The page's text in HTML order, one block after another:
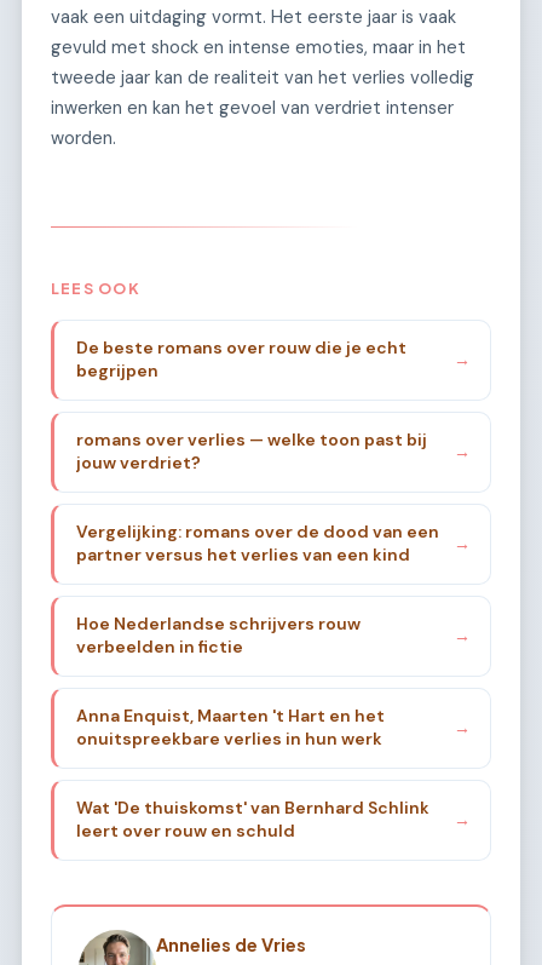
vaak een uitdaging vormt. Het eerste jaar is vaak
gevuld met shock en intense emoties, maar in het
tweede jaar kan de realiteit van het verlies volledig
inwerken en kan het gevoel van verdriet intenser
worden.
LEES OOK
De beste romans over rouw die je echt
begrijpen
→
romans over verlies — welke toon past bij
jouw verdriet?
→
Vergelijking: romans over de dood van een
partner versus het verlies van een kind
→
Hoe Nederlandse schrijvers rouw
verbeelden in fictie
→
Anna Enquist, Maarten 't Hart en het
onuitspreekbare verlies in hun werk
→
Wat 'De thuiskomst' van Bernhard Schlink
leert over rouw en schuld
→
Annelies de Vries